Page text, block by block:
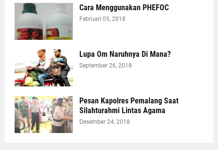
Cara Menggunakan PHEFOC
Februari 05, 2018
Lupa Om Naruhnya Di Mana?
September 26, 2018
Pesan Kapolres Pemalang Saat
Silahturahmi Lintas Agama
Desember 24, 2018